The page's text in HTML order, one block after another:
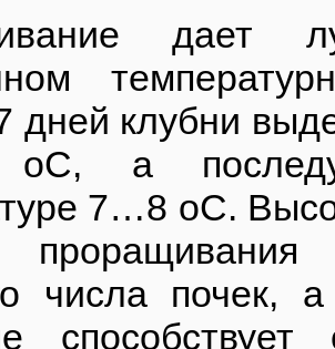
дает
дней клубни
оС, а
7…8 оС.
проращивания
числа почек,